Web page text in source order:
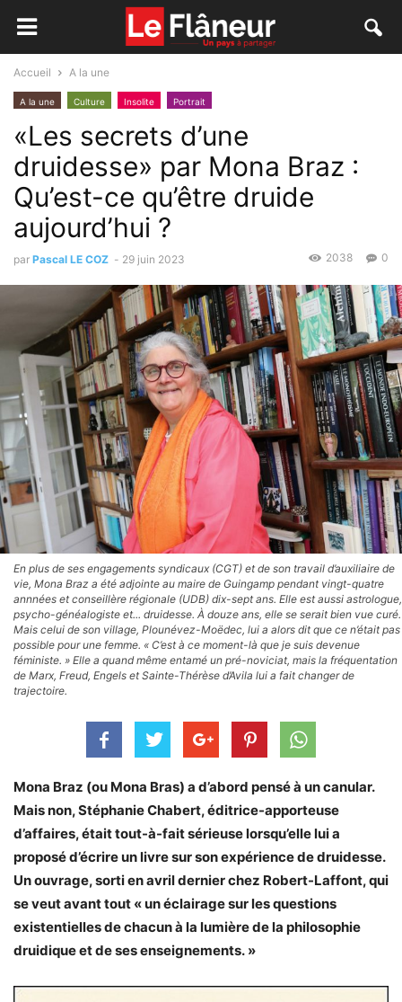
Accueil A la une
A la une Culture Insolite Portrait
«Les secrets d’une
druidesse» par Mona Braz :
Qu’est-ce qu’être druide
aujourd’hui ?
par Pascal LE COZ - 29 juin 2023 0
2038
En plus de ses engagements syndicaux (CGT) et de son travail d’auxiliaire de
vie, Mona Braz a été adjointe au maire de Guingamp pendant vingt-quatre
annnées et conseillère régionale (UDB) dix-sept ans. Elle est aussi astrologue,
psycho-généalogiste et... druidesse. À douze ans, elle se serait bien vue curé.
Mais celui de son village, Plounévez-Moëdec, lui a alors dit que ce n’était pas
possible pour une femme. « C’est à ce moment-là que je suis devenue
féministe. » Elle a quand même entamé un pré-noviciat, mais la fréquentation
de Marx, Freud, Engels et Sainte-Thérèse d’Avila lui a fait changer de
trajectoire.
Mona Braz (ou Mona Bras) a d’abord pensé à un canular.
Mais non, Stéphanie Chabert, éditrice-apporteuse
d’affaires, était tout-à-fait sérieuse lorsqu’elle lui a
proposé d’écrire un livre sur son expérience de druidesse.
Un ouvrage, sorti en avril dernier chez Robert-Laffont, qui
se veut avant tout « un éclairage sur les questions
existentielles de chacun à la lumière de la philosophie
druidique et de ses enseignements. »